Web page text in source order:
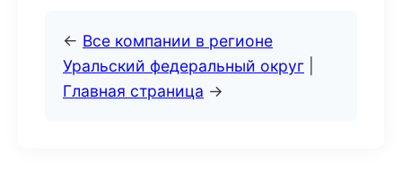
← Все компании в регионе
Уральский федеральный округ
Главная страница →